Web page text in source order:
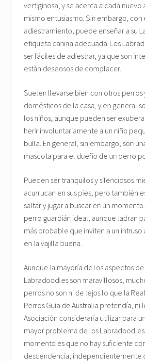
vertiginosa, y se acerca a cada nuevo
mismo entusiasmo. Sin embargo, con
adiestramiento, puede enseñar a su
etiqueta canina adecuada. Los
ser fáciles de adiestrar, ya que son
están deseosos de complacer.
Suelen llevarse bien con otros perros
domésticos de la casa, y en general
los niños, aunque pueden ser
herir involuntariamente a un niño
bulla. En general, sin embargo, son
mascota para el dueño de un perro
Pueden ser tranquilos y silenciosos
acurrucan en sus pies, pero también
saltar y jugar a buscar en un
perro guardián ideal; aunque ladran
más probable que inviten a un intruso
en la vajilla buena.
Aunque la mayoría de los aspectos
Labradoodles son maravillosos,
perros no son ni de lejos lo que la
Perros Guía de Australia pretendía, ni
Asociación consideraría utilizar para
mayor problema de los
momento es que no hay suficiente
descendencia, independientemente